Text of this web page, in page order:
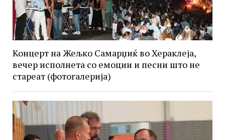
Концерт на Жељко Самарџиќ во Хераклеја,
вечер исполнета со емоции и песни што не
стареат (фотогалерија)